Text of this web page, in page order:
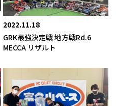
2022.11.18
GRK最強決定戦 地方戦Rd.6
MECCA リザルト